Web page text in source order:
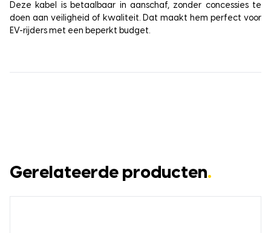
Deze kabel is betaalbaar in aanschaf, zonder concessies te
doen aan veiligheid of kwaliteit. Dat maakt hem perfect voor
EV-rijders met een beperkt budget.
Gerelateerde producten.